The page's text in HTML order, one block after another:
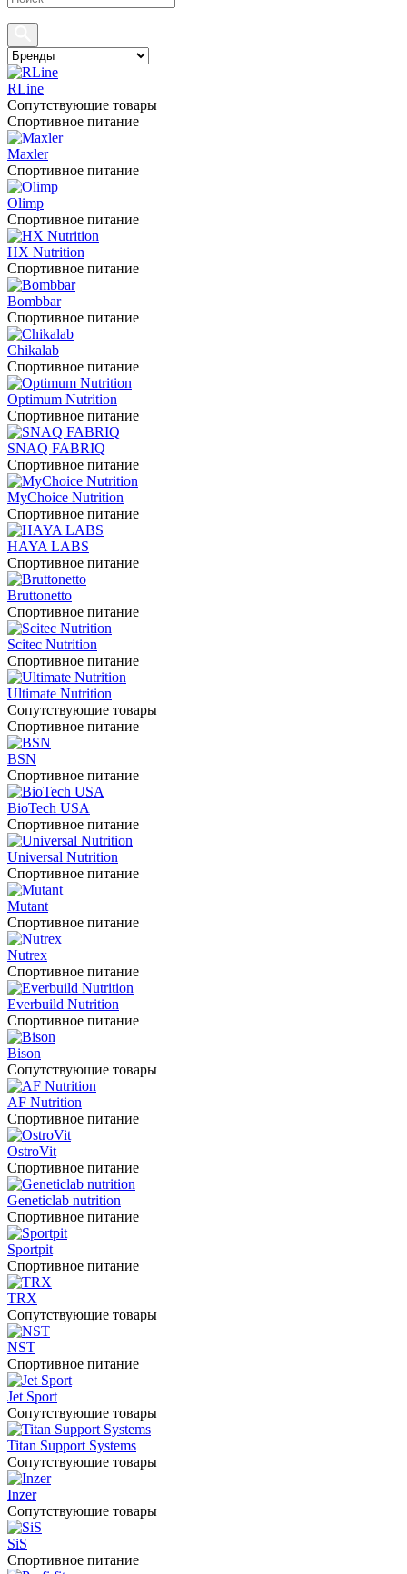
RLine
Сопутствующие товары
Спортивное питание
Maxler
Спортивное питание
Olimp
Спортивное питание
HX Nutrition
Спортивное питание
Bombbar
Спортивное питание
Chikalab
Спортивное питание
Optimum Nutrition
Спортивное питание
SNAQ FABRIQ
Спортивное питание
MyChoice Nutrition
Спортивное питание
HAYA LABS
Спортивное питание
Bruttonetto
Спортивное питание
Scitec Nutrition
Спортивное питание
Ultimate Nutrition
Сопутствующие товары
Спортивное питание
BSN
Спортивное питание
BioTech USA
Спортивное питание
Universal Nutrition
Спортивное питание
Mutant
Спортивное питание
Nutrex
Спортивное питание
Everbuild Nutrition
Спортивное питание
Bison
Сопутствующие товары
AF Nutrition
Спортивное питание
OstroVit
Спортивное питание
Geneticlab nutrition
Спортивное питание
Sportpit
Спортивное питание
TRX
Сопутствующие товары
NST
Спортивное питание
Jet Sport
Сопутствующие товары
Titan Support Systems
Сопутствующие товары
Inzer
Сопутствующие товары
SiS
Спортивное питание